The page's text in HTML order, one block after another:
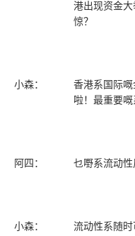
港出现资金
惊？
小森：
香港系国际
啦！最重要嘅
阿四： 乜嘢系流动性
小森：
流动性系随